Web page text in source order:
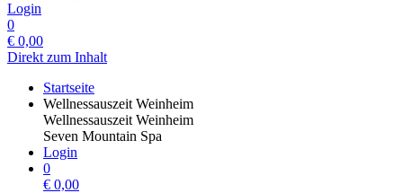
Login
0
€ 0,00
Direkt zum Inhalt
Startseite
Wellnessauszeit Weinheim
Wellnessauszeit Weinheim
Seven Mountain Spa
Login
0
€ 0,00